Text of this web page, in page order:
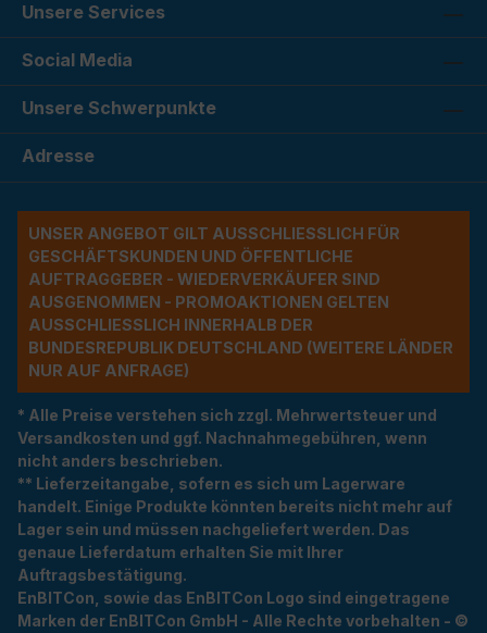
Unsere Services
Social Media
Unsere Schwerpunkte
Adresse
UNSER ANGEBOT GILT AUSSCHLIESSLICH FÜR G
ESCHÄFTSKUNDEN UND ÖFFENTLICHE A
UFTRAGGEBER - WIEDERVERKÄUFER SIND A
USGENOMMEN - PROMOAKTIONEN GELTEN A
USSCHLIESSLICH INNERHALB DER BU
NDESREPUBLIK DEUTSCHLAND (WEITERE LÄNDER NU
R AUF ANFRAGE)
* Alle Preise verstehen sich zzgl. Mehrwertsteuer und
Versandkosten und ggf. Nachnahmegebühren, wenn
nicht anders beschrieben.
** Lieferzeitangabe, sofern es sich um Lagerware
handelt. Einige Produkte könnten bereits nicht mehr auf
Lager sein und müssen nachgeliefert werden. Das
genaue Lieferdatum erhalten Sie mit Ihrer
Auftragsbestätigung.
EnBITCon, sowie das EnBITCon Logo sind eingetragene
Marken der EnBITCon GmbH - Alle Rechte vorbehalten - ©